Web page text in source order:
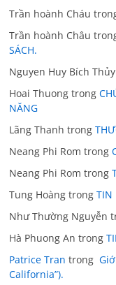
Trần hoành Cháu
Trần hoành Châu
SÁCH.
Nguyen Huy Bích Thủy
Hoai Thuong trong
NĂNG
Lãng Thanh trong
Neang Phi Rom trong
Neang Phi Rom trong
Tung Hoàng trongTIN
Như Thường Nguyễn
Hà Phuong An trong
Patrice Tran trong
California”).